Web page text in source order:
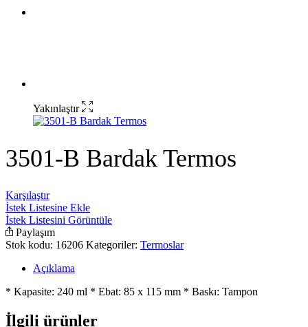
Yakınlaştır
3501-B Bardak Termos
Karşılaştır
İstek Listesine Ekle
İstek Listesini Görüntüle
Paylaşım
Stok kodu: 16206 Kategoriler: Termoslar
Açıklama
* Kapasite: 240 ml * Ebat: 85 x 115 mm * Baskı: Tampon
İlgili ürünler